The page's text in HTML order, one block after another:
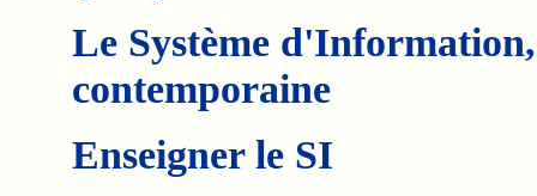
Le Système
contemporaine
Enseigner le SI